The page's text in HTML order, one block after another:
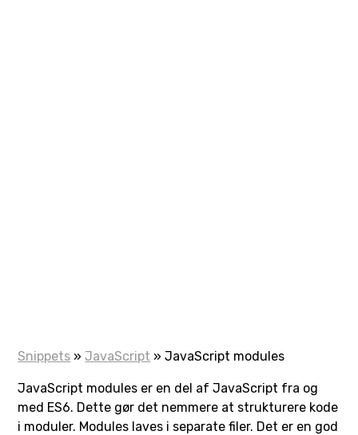
Snippets »JavaScript »JavaScript modules
JavaScript modules er en del af JavaScript fra og
med ES6. Dette gør det nemmere at strukturere kode
i moduler. Modules laves i separate filer. Det er en god